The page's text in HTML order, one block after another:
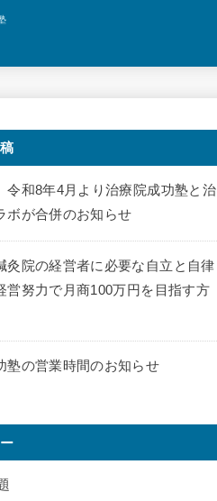
令和8年4月より治療院成功塾と治
ボが合併のお知らせ
灸院の経営者に必要な自立と自律
営努力で月商100万円を目指す方
塾の営業時間のお知らせ